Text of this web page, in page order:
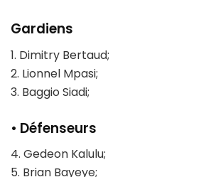
Gardiens
1. Dimitry Bertaud;
2. Lionnel Mpasi;
3. Baggio Siadi;
• Défenseurs
4. Gedeon Kalulu;
5. Brian Bayeye;